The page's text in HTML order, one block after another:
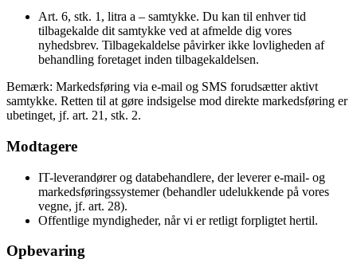
Art. 6, stk. 1, litra a – samtykke. Du kan til enhver tid
tilbagekalde dit samtykke ved at afmelde dig vores
nyhedsbrev. Tilbagekaldelse påvirker ikke lovligheden af
behandling foretaget inden tilbagekaldelsen.
Bemærk: Markedsføring via e-mail og SMS forudsætter aktivt
samtykke. Retten til at gøre indsigelse mod direkte markedsføring er
ubetinget, jf. art. 21, stk. 2.
Modtagere
IT-leverandører og databehandlere, der leverer e-mail- og
markedsføringssystemer (behandler udelukkende på vores
vegne, jf. art. 28).
Offentlige myndigheder, når vi er retligt forpligtet hertil.
Opbevaring